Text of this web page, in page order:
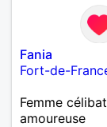
Fania
Fort-de-
Femme
amoureuse